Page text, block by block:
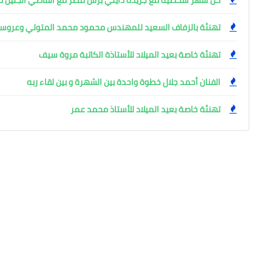
تهنئة بالزفاف السعيد للمهندس محمود محمد المتولي
تهنئة خاصة بعيد الميلاد للأستاذة الكاتبة مروة سيف
الفنان أحمد جلال خطوة واحدة بين الشهرة و بين لقاء ربه
تهنئة خاصة بعيد الميلاد للأستاذ محمد عمر